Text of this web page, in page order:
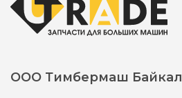
ООО Тимбермаш Байкал